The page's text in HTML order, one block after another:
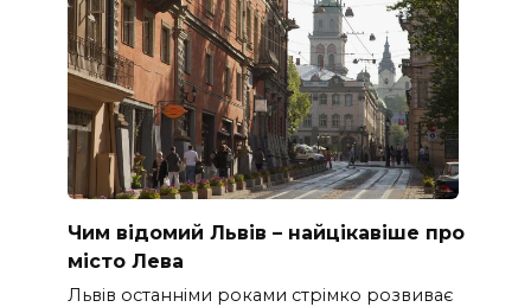
Чим відомий Львів – найцікавіше про
місто Лева
Львів останніми роками стрімко розвиває